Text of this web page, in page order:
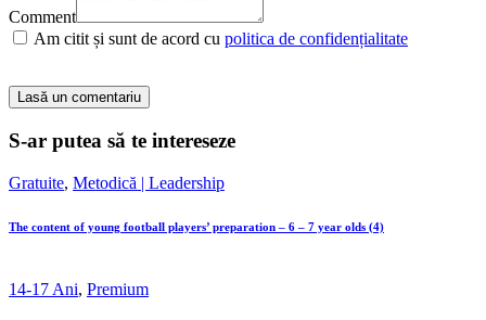
Comment
Am citit și sunt de acord cu politica de confidențialitate
S-ar putea să te intereseze
Gratuite, Metodică | Leadership
The content of young football players’ preparation – 6 – 7 year olds (4)
14-17 Ani, Premium